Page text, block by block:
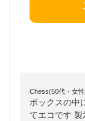
Chess(50代・女
ボックスの中
てエコです